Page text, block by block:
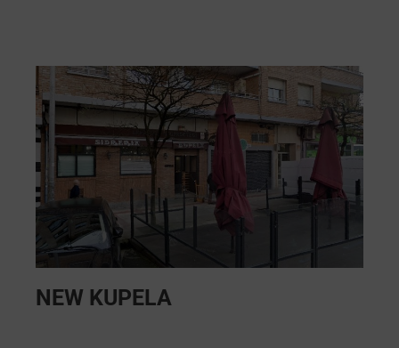
NEW KUPELA